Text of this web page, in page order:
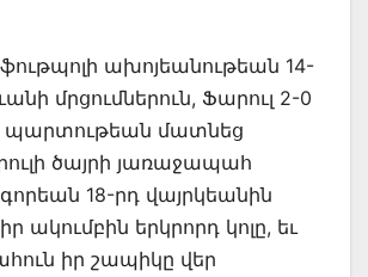
ախոյեանութեան 14-
մրցումներուն, Ֆարուլ 2-0
պարտութեան մատնեց
ծայրի յառաջապահ
18-րդ վայրկեանին
ակումբին երկրորդ կոլը, եւ
իր շապիկը վեր